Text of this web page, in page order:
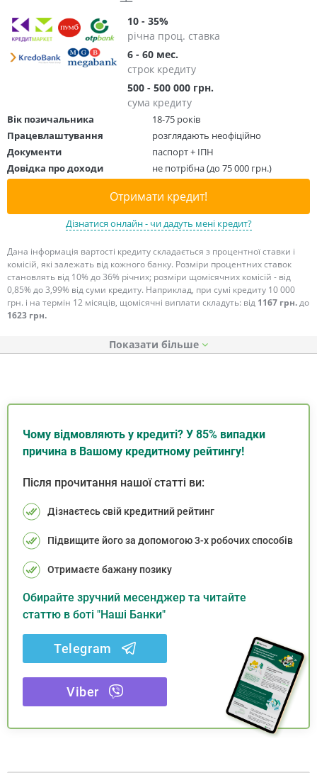
10 - 35%
річна проц. ставка
6 - 60 мес.
строк кредиту
500 - 500 000 грн.
сума кредиту
Вік позичальника
18-75 років
Працевлаштування
розглядають неофіційно
Документи
паспорт + ІПН
Довідка про доходи
не потрібна (до 75 000 грн.)
Отримати кредит!
Дізнатися онлайн - чи дадуть мені кредит?
Дана інформація вартості кредиту складається з процентної ставки і
комісій, які залежать від кожного банку. Розміри процентних ставок
становлять від 10% до 36% річних; розміри щомісячних комісій - від
0,85% до 3,99% від суми кредиту. Наприклад, при сумі кредиту 10 000
грн. і на термін 12 місяців, щомісячні виплати складуть: від 1167 грн.до
1623 грн.
Показати
Чому відмовляють у кредиті? У 85% випадки
причина в Вашому кредитному рейтингу!
Після прочитання нашої статті ви:
Дізнаєтесь свій кредитний рейтинг
Підвищите його за допомогою 3-х робочих способів
Отримаєте бажану позику
Обирайте зручний месенджер та читайте
статтю в боті "Наші Банки"
Telegram
Viber